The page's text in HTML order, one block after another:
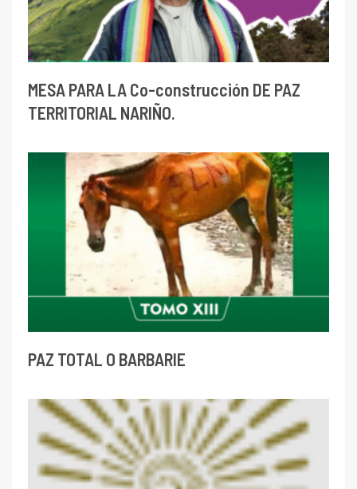
MESA PARA LA Co-construcción DE PAZ
TERRITORIAL NARIÑO.
PAZ TOTAL O BARBARIE